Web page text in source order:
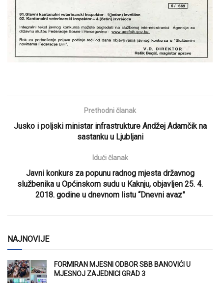
Prethodni članak
Jusko i poljski ministar infrastrukture Andžej Adamčik na
sastanku u Ljubljani
Idući članak
Javni konkurs za popunu radnog mjesta državnog
službenika u Općinskom sudu u Kaknju, objavljen 25. 4.
2018. godine u dnevnom listu “Dnevni avaz”
NAJNOVIJE
FORMIRAN MJESNI ODBOR SBB BANOVIĆI U
MJESNOJ ZAJEDNICI GRAD 3